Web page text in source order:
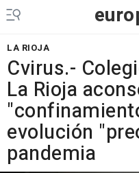
LA RIOJA
Cvirus.-
La Rioja
evolución
pandemia